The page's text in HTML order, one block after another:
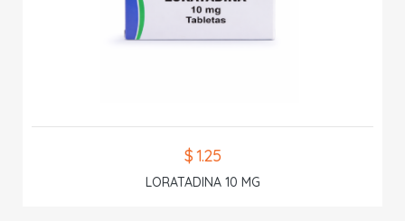
$ 1.25
LORATADINA 10 MG